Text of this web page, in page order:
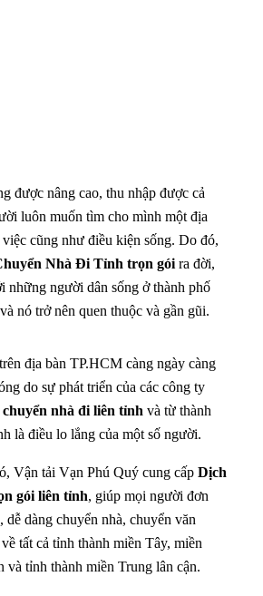
được nâng cao, thu nhập được cả
luôn muốn tìm cho mình một địa
cũng như điều kiện sống. Do đó,
Nhà Đi Tỉnh trọn gói ra đời,
những người dân sống ở thành phố
nó trở nên quen thuộc và gần gũi.
địa bàn TP.HCM càng ngày càng
do sự phát triển của các công ty
chuyển nhà đi liên tỉnh và từ thành
là điều lo lắng của một số người.
Vận tải Vạn Phú Quý cung cấp Dịch
gói liên tỉnh, giúp mọi người đơn
dễ dàng chuyển nhà, chuyển văn
tất cả tỉnh thành miền Tây, miền
tỉnh thành miền Trung lân cận.